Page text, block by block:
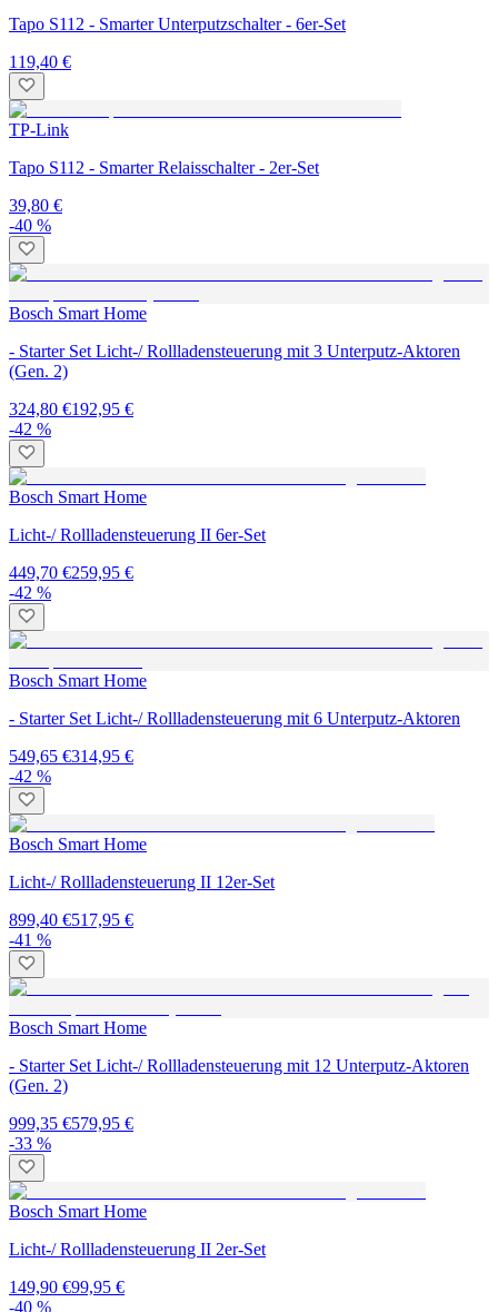
Tapo S112 - Smarter Unterputzschalter - 6er-Set
119,40 €
TP-Link
Tapo S112 - Smarter Relaisschalter - 2er-Set
39,80 €
-40 %
Bosch Smart Home
- Starter Set Licht-/ Rollladensteuerung mit 3 Unterputz-Aktoren
(Gen. 2)
324,80 €192,95 €
-42 %
Bosch Smart Home
Licht-/ Rollladensteuerung II 6er-Set
449,70 €259,95 €
-42 %
Bosch Smart Home
- Starter Set Licht-/ Rollladensteuerung mit 6 Unterputz-Aktoren
549,65 €314,95 €
-42 %
Bosch Smart Home
Licht-/ Rollladensteuerung II 12er-Set
899,40 €517,95 €
-41 %
Bosch Smart Home
- Starter Set Licht-/ Rollladensteuerung mit 12 Unterputz-Aktoren
(Gen. 2)
999,35 €579,95 €
-33 %
Bosch Smart Home
Licht-/ Rollladensteuerung II 2er-Set
149,90 €99,95 €
-40 %